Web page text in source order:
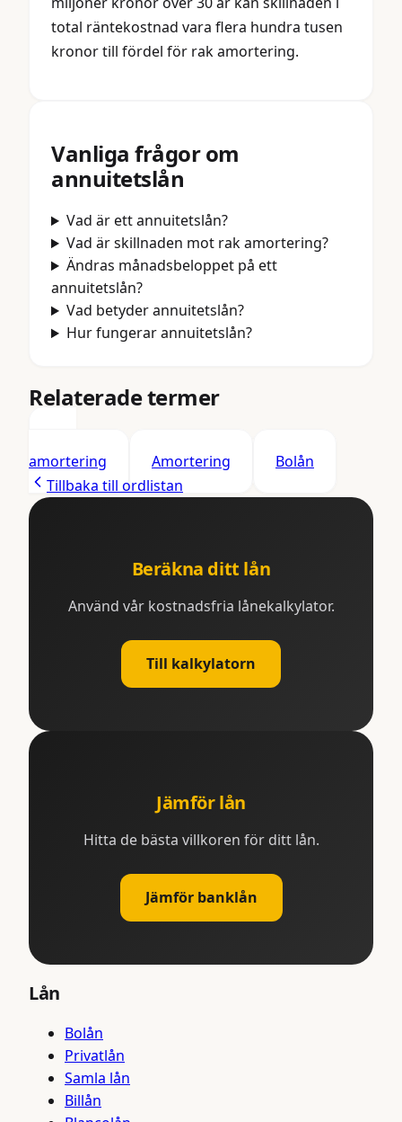
total räntekostnad vara flera hundra tusen
kronor till fördel för rak amortering.
Vanliga frågor om
annuitetslån
Vad är ett annuitetslån?
Vad är skillnaden mot rak amortering?
Ändras månadsbeloppet på ett
annuitetslån?
Vad betyder annuitetslån?
Hur fungerar annuitetslån?
Relaterade termer
amortering
Amortering
Bolån
Tillbaka till ordlistan
Beräkna ditt lån
Använd vår kostnadsfria lånekalkylator.
Till kalkylatorn
Jämför lån
Hitta de bästa villkoren för ditt lån.
Jämför banklån
Lån
Bolån
Privatlån
Samla lån
Billån